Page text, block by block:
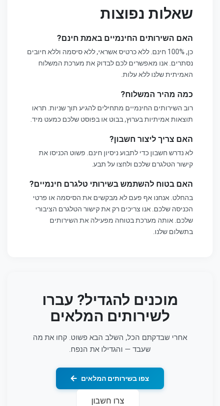
שאלות נפוצות
האם השירותים החינמיים באמת חינם?
כן, 100% חינם. ללא כרטיס אשראי, ללא סיסמה וללא חיובים
נסתרים. אנו מאפשרים לכם לבדוק את מערכת המשלוח
האמיתית שלנו ללא עלות.
כמה מהיר המשלוח?
רוב השירותים החינמיים מתחילים להגיע תוך שניות. תראו
תוצאות אמיתיות בערוץ, בבוט או בפוסט שלכם כמעט מיד.
האם צריך ליצור חשבון?
לא נדרש חשבון כדי לתבוע ניסיון חינם. פשוט הכניסו את
קישור הטלגרם שלכם ולחצו על תבע.
האם בטוח להשתמש בשירותי טלגרם חינמיים?
בהחלט. אנחנו אף פעם לא מבקשים את הסיסמה או פרטי
הכניסה שלכם. אנו צריכים רק את קישור הטלגרם הציבורי
שלכם. אותה מערכת בטוחה מפעילה את השירותים
בתשלום שלנו.
מוכנים להגדיל? עברו
לשירותים המלאים
אחרי שבדקתם הכל, השלב הבא פשוט. קחו את מה
שעבד — והגדילו את הנפח.
צפו בשירותים המלאים
צרו חשבון